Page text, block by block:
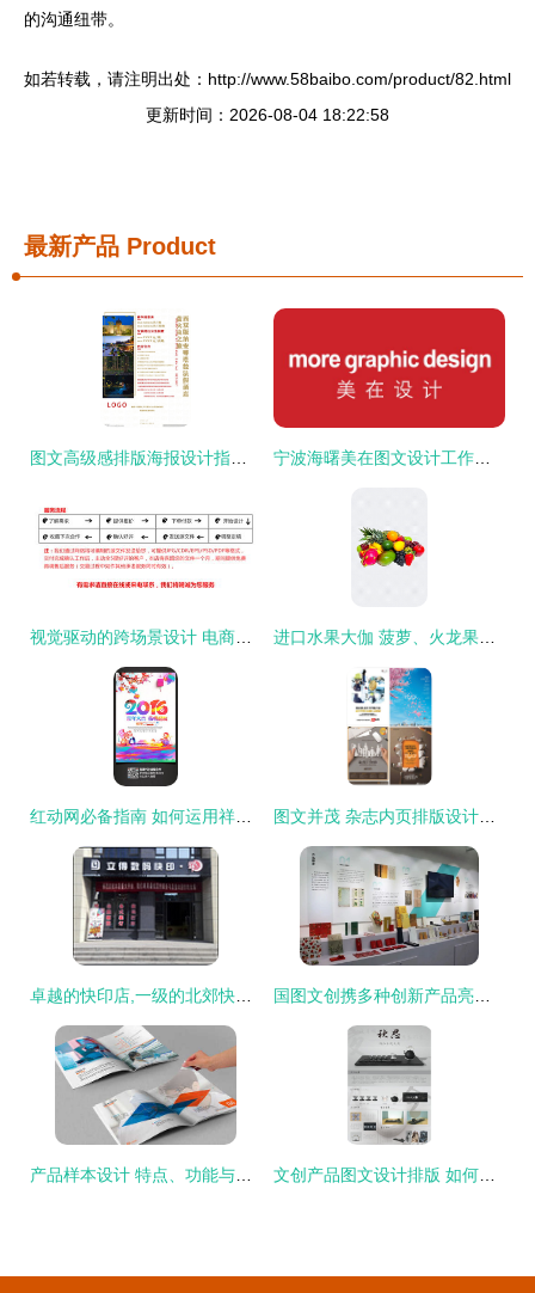
的沟通纽带。
如若转载，请注明出处：http://www.58baibo.com/product/82.html
更新时间：2026-08-04 18:22:58
最新产品 Product